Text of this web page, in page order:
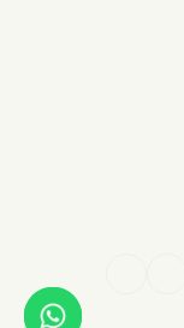
Kredi kartı